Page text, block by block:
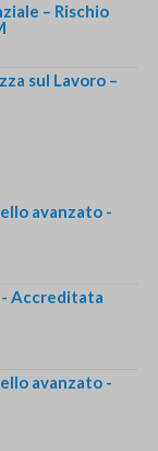
– Rischio
sul Lavoro –
avanzato -
- Accreditata
avanzato -